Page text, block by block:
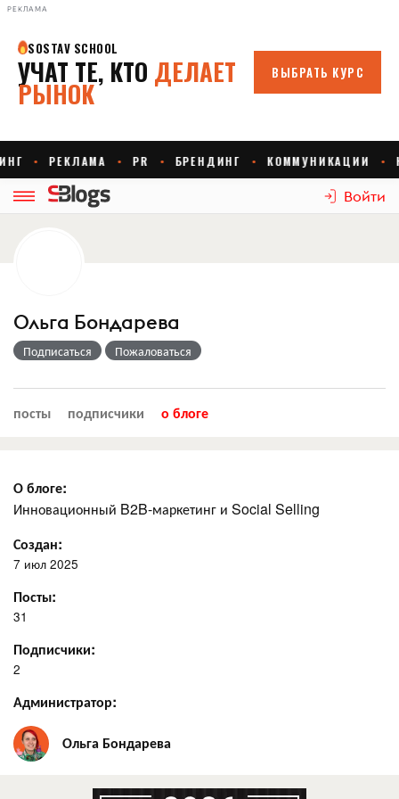
РЕКЛАМА
Войти
Ольга Бондарева
Подписаться Пожаловаться
посты подписчики о блоге
О блоге:
Инновационный B2B-маркетинг и Social Selling
Создан:
7 июл 2025
Посты:
31
Подписчики:
2
Администратор:
Ольга Бондарева